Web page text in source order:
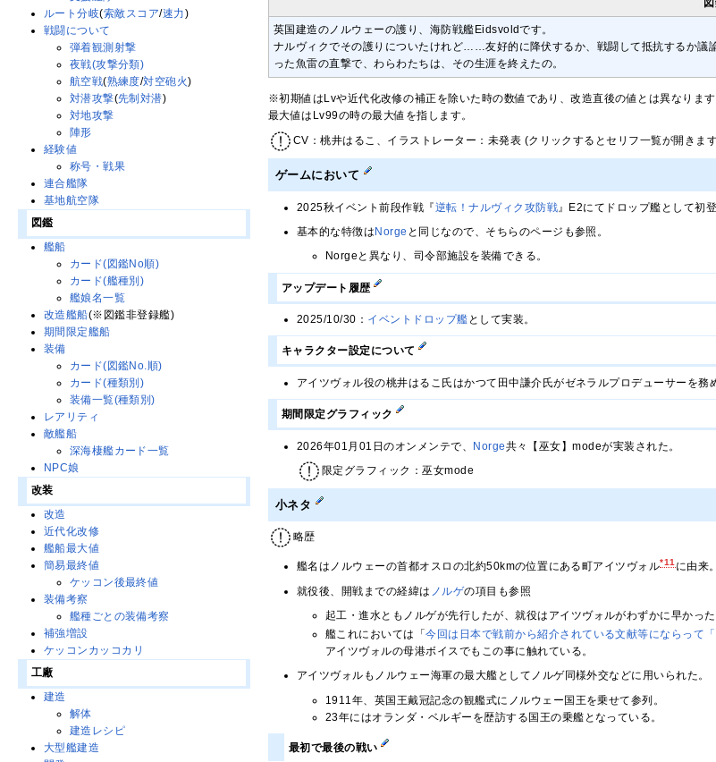
英国建造のノルウェーの護り、海防戦艦Eidsvoldです。
ナルヴィクでその護りについたけれど……友好的に降伏するか、戦闘して抵抗するか
った魚雷の直撃で、わらわたちは、その生涯を終えたの。
※初期値はLvや近代化改修の補正を除いた時の数値であり、改造直後の値とは異なります
最大値はLv99の時の最大値を指します。
CV：桃井はるこ、イラストレーター：未発表 (クリックするとセリフ一覧が開きま
ゲームにおいて
2025秋イベント前段作戦『逆転！ナルヴィク攻防戦 』E2にてドロップ艦として初登
基本的な特徴はNorge と同じなので、そちらのページも参照。
Norgeと異なり、司令部施設を装備できる。
アップデート履歴
2025/10/30： イベントドロップ艦 として実装。
キャラクター設定について
アイツヴォル役の桃井はるこ氏はかつて田中謙介氏がゼネラルプロデューサーを務
期間限定グラフィック
2026年01月01日のオンメンテで、 Norge共々【巫女】modeが実装された。
限定グラフィック：巫女mode
小ネタ
略歴
艦名はノルウェーの首都オスロの北約50kmの位置にある町アイツヴォル*11 に由来
就役後、開戦までの経緯は ノルゲの項目も参照
起工・進水ともノルゲが先行したが、就役はアイツヴォルがわずかに早かっ
艦これにおいては「今回は日本で戦前から紹介されている文献等にならって
アイツヴォルの母港ボイスでもこの事に触れている。
アイツヴォルもノルウェー海軍の最大艦としてノルゲ同様外交などに用いられた。
1911年、英国王戴冠記念の観艦式にノルウェー国王を乗せて参列。
23年にはオランダ・ベルギーを歴訪する国王の乗艦となっている。
最初で最後の戦い
ルート分岐(索敵スコア/速力)
戦闘について
弾着観測射撃
夜戦(攻撃分類)
航空戦(熟練度/対空砲火)
対潜攻撃(先制対潜)
対地攻撃
陣形
経験値
称号・戦果
連合艦隊
基地航空隊
図鑑
艦船
カード(図鑑No順)
カード(艦種別)
艦娘名一覧
改造艦船(※図鑑非登録艦)
期間限定艦船
装備
カード(図鑑No.順)
カード(種類別)
装備一覧(種類別)
レアリティ
敵艦船
深海棲艦カード一覧
NPC娘
改装
改造
近代化改修
艦船最大値
簡易最終値
ケッコン後最終値
装備考察
艦種ごとの装備考察
補強増設
ケッコンカッコカリ
工廠
建造
解体
建造レシピ
大型艦建造